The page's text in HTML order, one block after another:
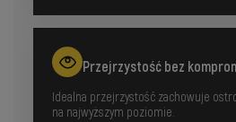
Przejrzystość bez
Idealna przejrzystość zachowuje
na najwyższym poziomie.